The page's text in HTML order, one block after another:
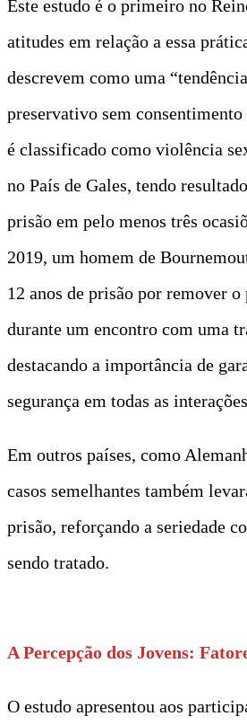
Este estudo é o primeiro no
atitudes em relação a essa
descrevem como uma
preservativo sem consentimento
é classificado como violência
no País de Gales, tendo
prisão em pelo menos três
2019, um homem de
12 anos de prisão por remover
durante um encontro com uma
destacando a importância de
segurança em todas as
Em outros países, como
casos semelhantes também
prisão, reforçando a seriedade
sendo tratado.
A Percepção dos Jovens:
O estudo apresentou aos